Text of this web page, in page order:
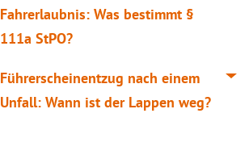
Fahrerlaubnis: Was bestimmt §
111a StPO?
Führerscheinentzug nach einem
Unfall: Wann ist der Lappen weg?